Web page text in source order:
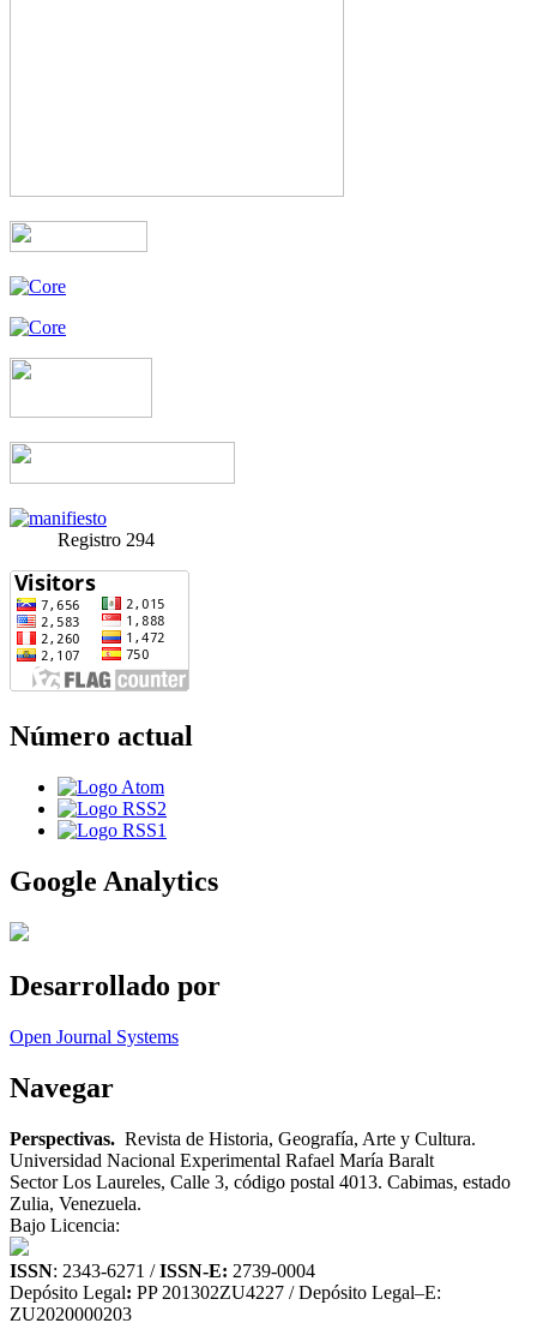
Registro 294
Número actual
Google Analytics
Desarrollado por
Open Journal Systems
Navegar
Perspectivas. Revista de Historia, Geografía, Arte y Cultura.
Universidad Nacional Experimental Rafael María Baralt
Sector Los Laureles, Calle 3, código postal 4013. Cabimas, estado
Zulia, Venezuela.
Bajo Licencia:
ISSN: 2343-6271 /ISSN-E: 2739-0004
Depósito Legal: PP 201302ZU4227 / Depósito Legal–E:
ZU2020000203